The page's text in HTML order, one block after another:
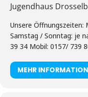
Jugendhaus
Unsere Öffnungszeiten:
Samstag / Sonntag: je
39 34 Mobil: 0157/ 739
MEHR